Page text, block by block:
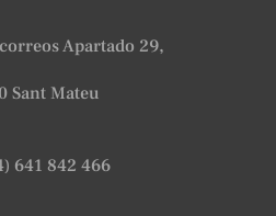
Apartado 29,
Sant Mateu
641 842 466